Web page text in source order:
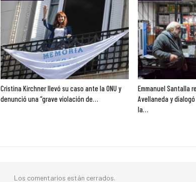
Cristina Kirchner llevó su caso ante la ONU y
denunció una “grave violación de…
Emmanuel Santalla
Avellaneda y
la…
Los comentarios están cerrados.